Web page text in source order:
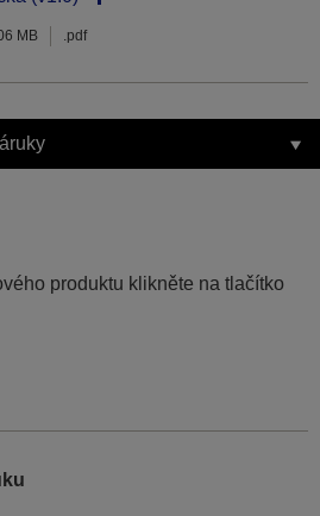
MB .pdf
produktu klikněte na tlačítko